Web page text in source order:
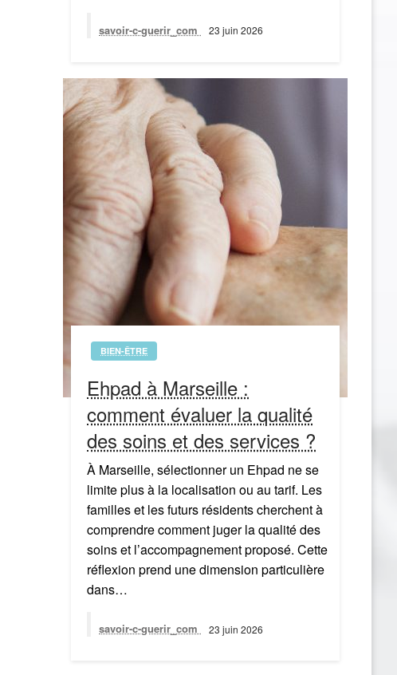
savoir-c-guerir_com 23 juin 2026
BIEN-ÊTRE
Ehpad à Marseille :
comment évaluer la qualité
des soins et des services ?
À Marseille, sélectionner un Ehpad ne se
limite plus à la localisation ou au tarif. Les
familles et les futurs résidents cherchent à
comprendre comment juger la qualité des
soins et l’accompagnement proposé. Cette
réflexion prend une dimension particulière
dans…
savoir-c-guerir_com 23 juin 2026